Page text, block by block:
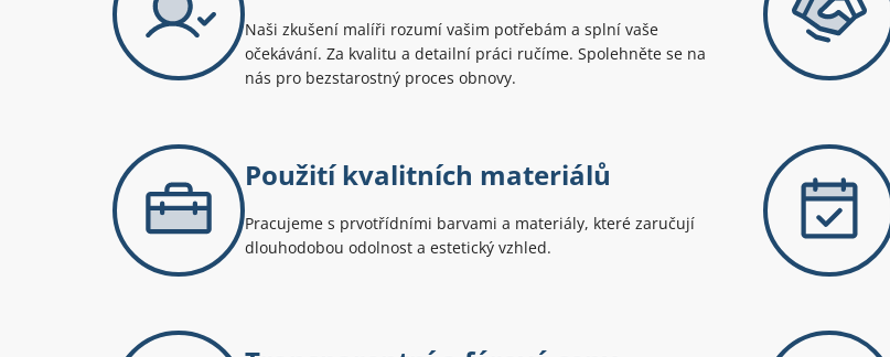
Naši zkušení malíři rozumí vašim potřebám a splní vaše
očekávání. Za kvalitu a detailní práci ručíme. Spolehněte se na
nás pro bezstarostný proces obnovy.
Použití kvalitních materiálů
Pracujeme s prvotřídními barvami a materiály, které zaručují
dlouhodobou odolnost a estetický vzhled.